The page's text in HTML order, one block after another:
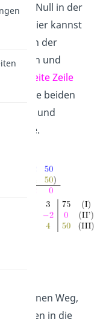
mit der Null in der
Hier kannst
(III) von der
und
neue zweite Zeile
dafür die beiden
auf und
3
du einen Weg,
Nullen in die